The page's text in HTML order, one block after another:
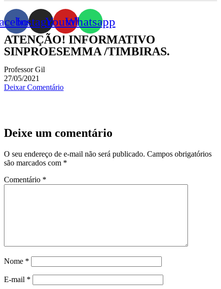
InstagramYoutubeWhatsapp
ATENÇÃO! INFORMATIVO
SINPROESEMMA /TIMBIRAS.
Professor Gil
27/05/2021
Deixar Comentário
Deixe um comentário
O seu endereço de e-mail não será publicado. Campos obrigatórios
são marcados com *
Comentário *
Nome *
E-mail *